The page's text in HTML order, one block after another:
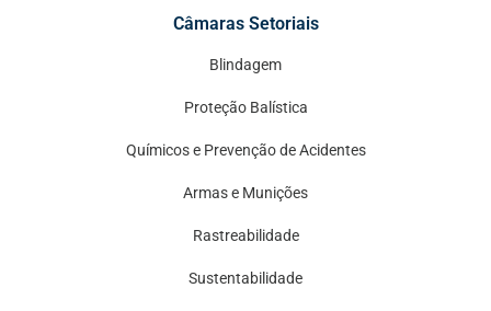
Câmaras Setoriais
Blindagem
Proteção Balística
Químicos e Prevenção de Acidentes
Armas e Munições
Rastreabilidade
Sustentabilidade